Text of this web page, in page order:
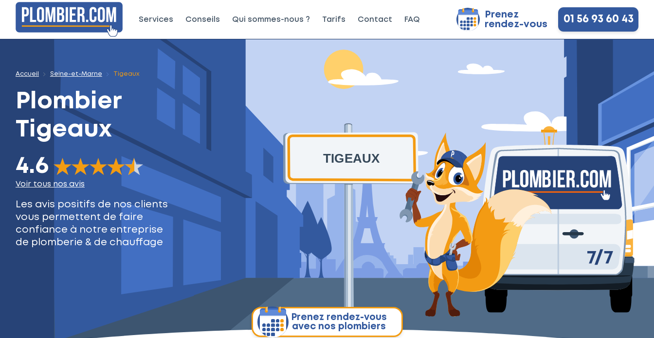
Services Conseils Qui sommes-nous ? Tarifs Contact FAQ
Prenez
rendez-vous
01 56 93 60 43
Accueil Seine-et-Marne Tigeaux
Plombier
Tigeaux
4.6
The rating of this product is4.6out of 5
Voir tous nos avis
Les avis positifs de nos clients
vous permettent de faire
confiance à notre entreprise
de plomberie & de chauffage
Prenez rendez-vous
avec nos plombiers
TIGEAUX